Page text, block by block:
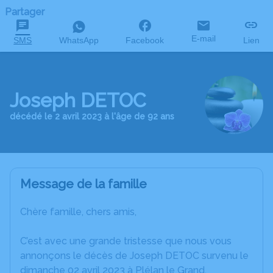
Partager
SMS WhatsApp Facebook E-mail Lien
Joseph DETOC
décédé le 2 avril 2023 à l'âge de 92 ans
Message de la famille
Chère famille, chers amis,
C’est avec une grande tristesse que nous vous
annonçons le décès de Joseph DETOC survenu le
dimanche 02 avril 2023 à Plélan le Grand.